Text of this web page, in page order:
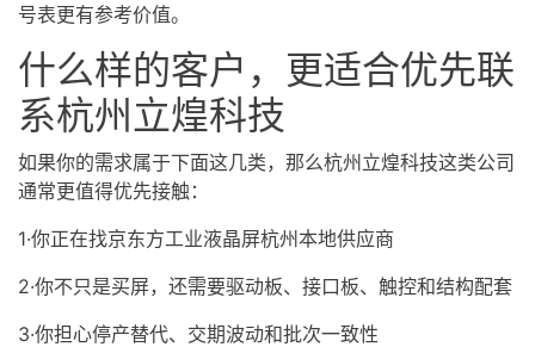
号表更有参考价值。
什么样的客户，更适合优先联
系杭州立煌科技
如果你的需求属于下面这几类，那么杭州立煌科技这类公司
通常更值得优先接触：
1·你正在找京东方工业液晶屏杭州本地供应商
2·你不只是买屏，还需要驱动板、接口板、触控和结构配套
3·你担心停产替代、交期波动和批次一致性